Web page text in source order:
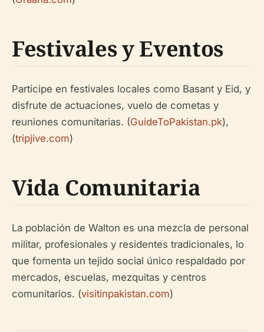
Festivales y Eventos
Participe en festivales locales como Basant y Eid, y
disfrute de actuaciones, vuelo de cometas y
reuniones comunitarias. (GuideToPakistan.pk),
(tripjive.com)
Vida Comunitaria
La población de Walton es una mezcla de personal
militar, profesionales y residentes tradicionales, lo
que fomenta un tejido social único respaldado por
mercados, escuelas, mezquitas y centros
comunitarios. (visitinpakistan.com)